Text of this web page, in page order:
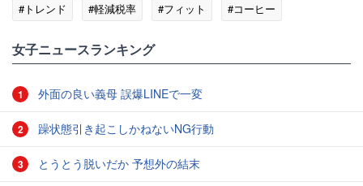
#トレンド
#軽減税率 #フィット #コーヒー
女子ニュースランキング
1 外面の良い義母 誤爆LINEで一変
2 躁状態引き起こしかねないNG行動
3 とうとう脱いだか 予想外の結末